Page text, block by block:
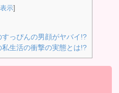
示]
っぴんの男顔がヤバイ!?
生活の衝撃の実態とは!?